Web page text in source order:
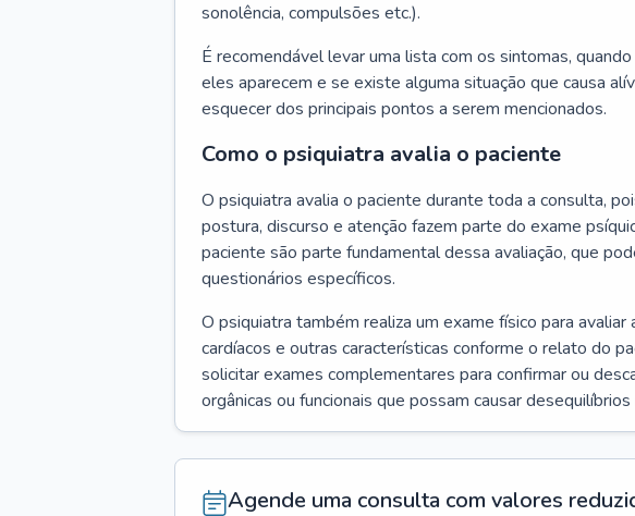
sonolência, compulsões etc.).
É recomendável levar uma lista com os sintomas,
eles aparecem e se existe alguma situação que causa
esquecer dos principais pontos a serem mencionados.
Como o psiquiatra avalia o paciente
O psiquiatra avalia o paciente durante toda a consulta,
postura, discurso e atenção fazem parte do exame
paciente são parte fundamental dessa avaliação, que
questionários específicos.
O psiquiatra também realiza um exame físico para
cardíacos e outras características conforme o relato do
solicitar exames complementares para confirmar ou
orgânicas ou funcionais que possam causar
Agende uma consulta com valores